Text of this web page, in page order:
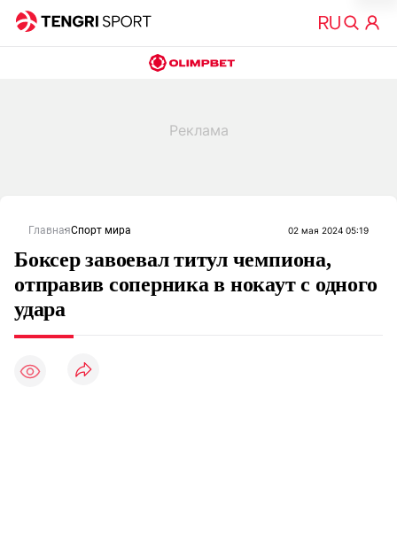
ГлавнаяСпорт мира 02 мая 2024 05:19
Боксер завоевал титул чемпиона,
отправив соперника в нокаут с одного
удара